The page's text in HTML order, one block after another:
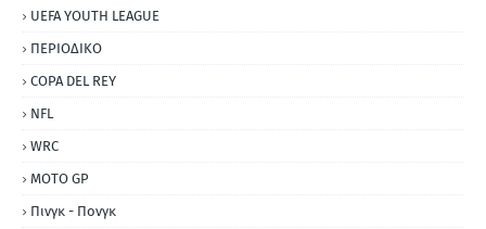
UEFA YOUTH LEAGUE
ΠΕΡΙΟΔΙΚΟ
COPA DEL REY
NFL
WRC
MOTO GP
Πινγκ - Πονγκ